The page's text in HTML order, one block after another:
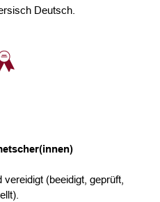
Deutsch.
(beeidigt, geprüft,